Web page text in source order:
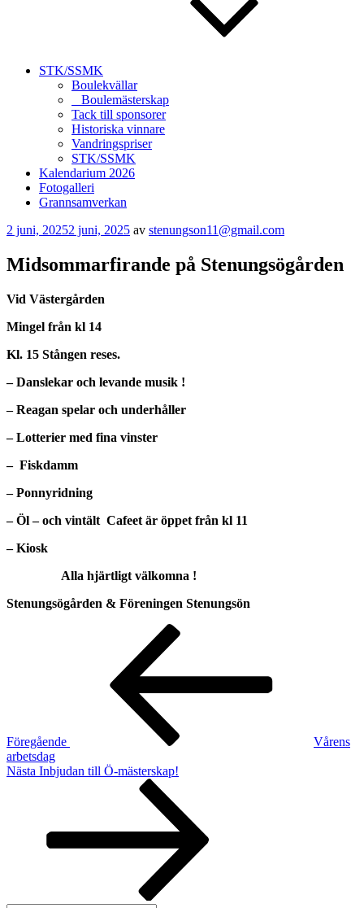
STK/SSMK
Boulekvällar
Boulemästerskap
Tack till sponsorer
Historiska vinnare
Vandringspriser
STK/SSMK
Kalendarium 2026
Fotogalleri
Grannsamverkan
Publicerat
2 juni, 20252 juni, 2025 av stenungson11@gmail.com
Midsommarfirande på Stenungsögården
Vid Västergården
Mingel från kl 14
Kl. 15 Stången reses.
– Danslekar och levande musik !
– Reagan spelar och underhåller
– Lotterier med fina vinster
– Fiskdamm
– Ponnyridning
– Öl – och vintält Cafeet är öppet från kl 11
–Kiosk
Alla hjärtligt välkomna !
Stenungsögården & Föreningen Stenungsön
Inläggsnavigering
Föregående
Vårens
arbetsdag
Nästa
Nästa Inbjudan till Ö-mästerskap!